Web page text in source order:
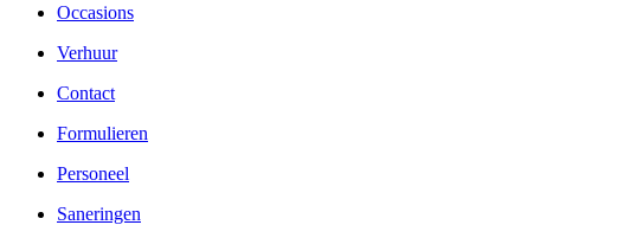
Occasions
Verhuur
Contact
Formulieren
Personeel
Saneringen